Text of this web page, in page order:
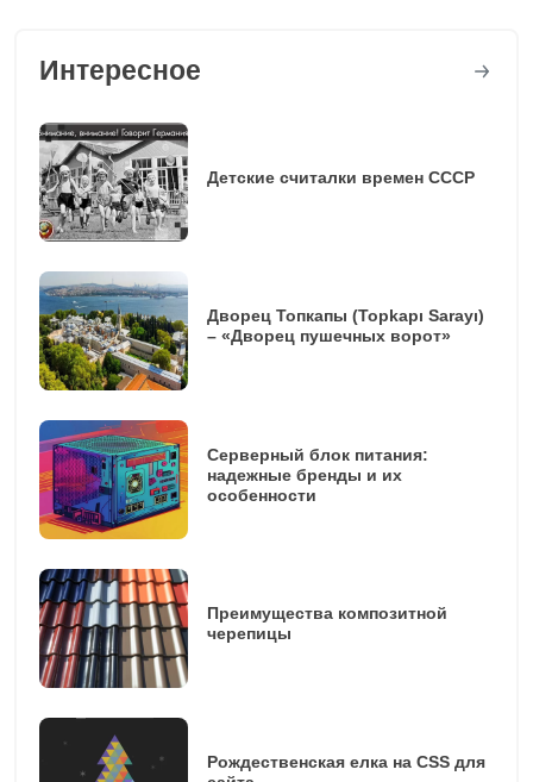
Интересное
Детские считалки времен СССР
Дворец Топкапы (Topkapı Sarayı)
– «Дворец пушечных ворот»
Серверный блок питания:
надежные бренды и их
особенности
Преимущества композитной
черепицы
Рождественская елка на CSS для